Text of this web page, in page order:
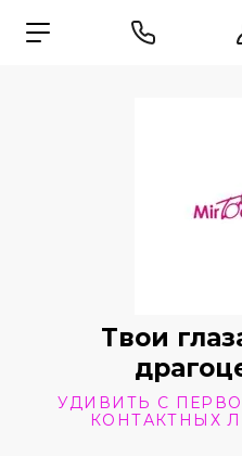
Твои
УДИВИТЬ С
КОНТАКТНЫХ